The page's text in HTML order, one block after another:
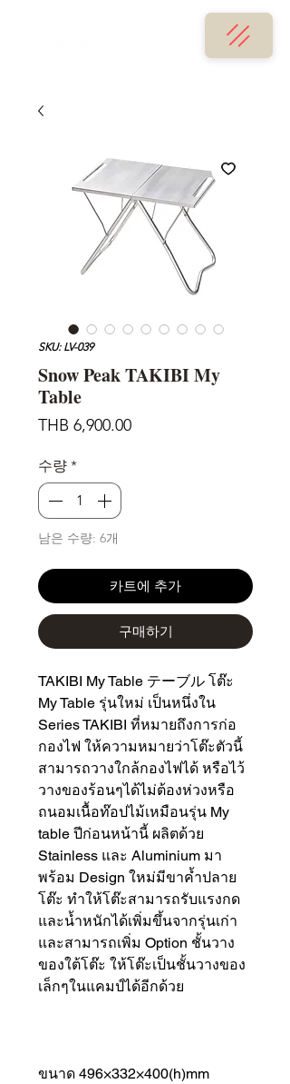
SKU: LV-039
Snow Peak TAKIBI My
Table
THB 6,900.00가
수량 *
남은 수량: 6개
카트에 추가
구매하기
TAKIBI My Table テーブル โต๊ะ
My Table รุ่นใหม่ เป็นหนึ่งใน
Series TAKIBI ที่หมายถึงการก่อ
กองไฟ ให้ความหมายว่าโต๊ะตัวนี้
สามารถวางใกล้กองไฟได้ หรือไว้
วางของร้อนๆได้ไม่ต้องห่วงหรือ
ถนอมเนื้อท๊อปไม้เหมือนรุ่น My
table ปีก่อนหน้านี้ ผลิตด้วย
Stainless และ Aluminium มา
พร้อม Design ใหม่มีขาค้ำปลาย
โต๊ะ ทำให้โต๊ะสามารถรับแรงกด
และน้ำหนักได้เพิ่มขึ้นจากรุ่นเก่า
และสามารถเพิ่ม Option ชั้นวาง
ของใต้โต๊ะ ให้โต๊ะเป็นชั้นวางของ
เล็กๆในแคมป์ได้อีกด้วย
ขนาด 496×332×400(h)mm